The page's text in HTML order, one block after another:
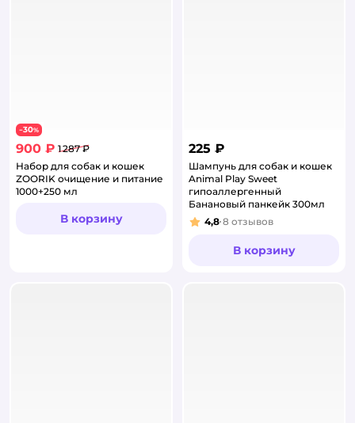
−30%
900 ₽ 1 287 ₽
Набор для собак и кошек
ZOORIK очищение и питание
1000+250 мл
В корзину
225 ₽
Шампунь для собак и кошек
Animal Play Sweet
гипоаллергенный
Банановый панкейк 300мл
Рейтинг:
4,8 8 отзывов
В корзину